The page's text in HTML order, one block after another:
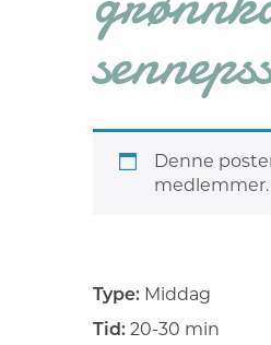
Denne
medlemmer.
Type: Middag
Tid:20-30 min